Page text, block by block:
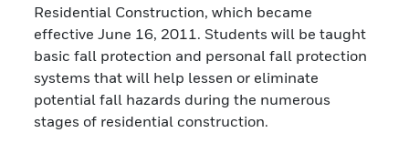
Residential Construction, which became
effective June 16, 2011. Students will be taught
basic fall protection and personal fall protection
systems that will help lessen or eliminate
potential fall hazards during the numerous
stages of residential construction.